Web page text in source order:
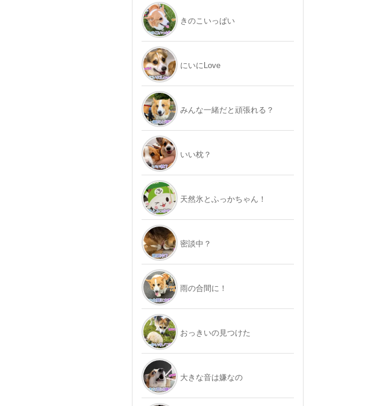
きのこいっぱい
にいにLove
みんな一緒だと頑張れる？
いい枕？
天然氷とふっかちゃん！
密談中？
雨の合間に！
おっきいの見つけた
大きな音は嫌なの